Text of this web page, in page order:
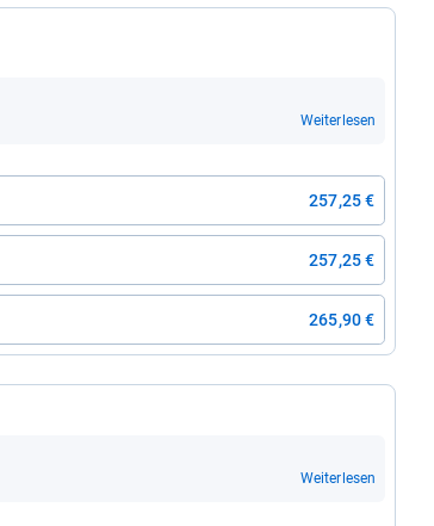
Weiterlesen
257,25 €
257,25 €
265,90 €
Weiterlesen